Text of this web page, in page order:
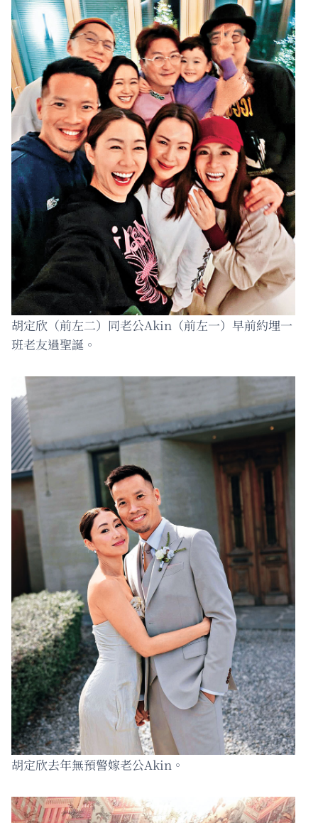
胡定欣（前左二）同老公Akin（前左一）早前約埋一
班老友過聖誕。
胡定欣去年無預警嫁老公Akin。